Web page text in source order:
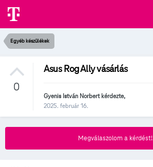
Egyéb készülékek
0
Asus Rog Ally vásárlás
Gyenis István Norbertkérdezte,
2025. február 16.
Megválaszolom a kérdést!